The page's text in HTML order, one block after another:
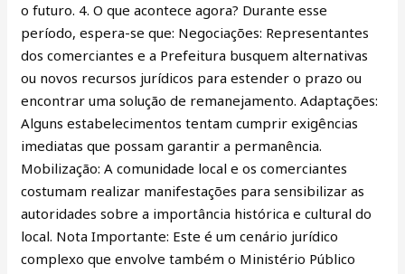
o futuro. 4. O que acontece agora? Durante esse
período, espera-se que: Negociações: Representantes
dos comerciantes e a Prefeitura busquem alternativas
ou novos recursos jurídicos para estender o prazo ou
encontrar uma solução de remanejamento. Adaptações:
Alguns estabelecimentos tentam cumprir exigências
imediatas que possam garantir a permanência.
Mobilização: A comunidade local e os comerciantes
costumam realizar manifestações para sensibilizar as
autoridades sobre a importância histórica e cultural do
local. Nota Importante: Este é um cenário jurídico
complexo que envolve também o Ministério Público